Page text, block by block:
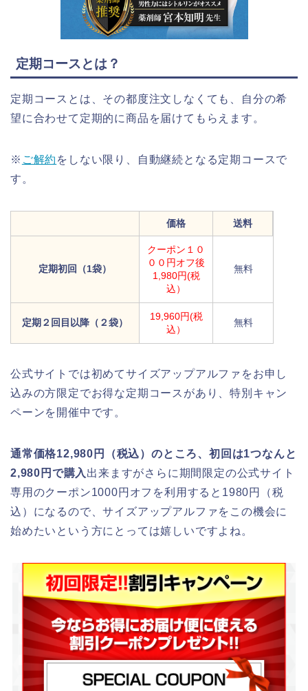
定期コースとは？
定期コースとは、その都度注文しなくても、自分の希
望に合わせて定期的に商品を届けてもらえます。
※ ご解約 をしない限り、自動継続となる定期コースで
す。
価格 送料
定期初回（1袋）
クーポン１０
００円オフ後
1,980円(税
込）
無料
定期２回目以降（２袋）
19,960円(税
込）
無料
公式サイトでは初めてサイズアップアルファをお申し
込みの方限定でお得な定期コースがあり、特別キャン
ペーンを開催中です。
通常価格12,980円（税込）のところ、初回は1つなんと
2,980円で購入 出来ますがさらに期間限定の公式サイト
専用のクーポン1000円オフを利用すると1980円（税
込）になるので、サイズアップアルファをこの機会に
始めたいという方にとっては嬉しいですよね。